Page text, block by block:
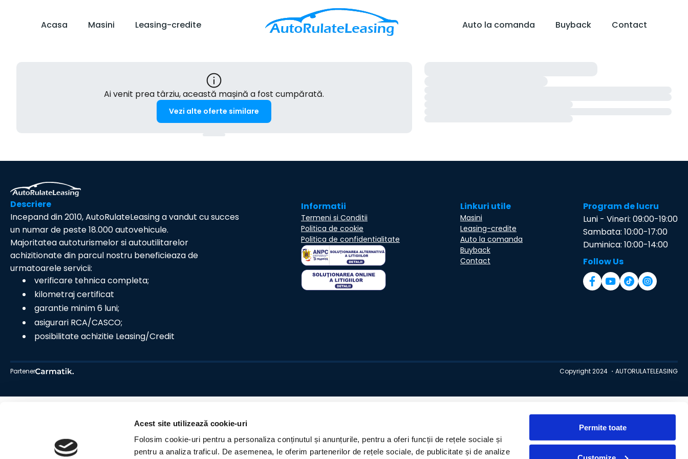
Acest site utilizează cookie-uri
Folosim cookie-uri pentru a personaliza conținutul și anunțurile, pentru a oferi funcții de rețele sociale și
pentru a analiza traficul. De asemenea, le oferim partenerilor de rețele sociale, de publicitate și de analize
Permite toate
Acasa Masini Leasing-credite Auto la comanda Buyback Contact
Ai venit prea târziu, această mașină a fost cumpărată.
Vezi alte oferte similare
Descriere
Incepand din 2010, AutoRulateLeasing a vandut cu succes
un numar de peste 18.000 autovehicule.
Majoritatea autoturismelor si autoutilitarelor
achizitionate din parcul nostru beneficieaza de
urmatoarele servicii:
verificare tehnica completa;
kilometraj certificat
garantie minim 6 luni;
asigurari RCA/CASCO;
posibilitate achizitie Leasing/Credit
Informatii
Termeni si Conditii
Politica de cookie
Politica de confidentialitate
Linkuri utile
Masini
Leasing-credite
Auto la comanda
Buyback
Contact
Program de lucru
Luni - Vineri: 09:00-19:00
Sambata: 10:00-17:00
Duminica: 10:00-14:00
Follow Us
Partener Copyright 2024 ・AUTORULATELEASING